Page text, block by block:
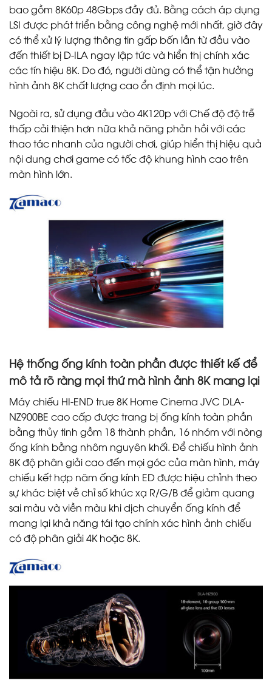
bao gồm 8K60p 48Gbps đầy đủ. Bằng cách áp dụng
LSI được phát triển bằng công nghệ mới nhất, giờ đây
có thể xử lý lượng thông tin gấp bốn lần từ đầu vào
đến thiết bị D-ILA ngay lập tức và hiển thị chính xác
các tín hiệu 8K. Do đó, người dùng có thể tận hưởng
hình ảnh 8K chất lượng cao ổn định mọi lúc.
Ngoài ra, sử dụng đầu vào 4K120p với Chế độ độ trễ
thấp cải thiện hơn nữa khả năng phản hồi với các
thao tác nhanh của người chơi, giúp hiển thị hiệu quả
nội dung chơi game có tốc độ khung hình cao trên
màn hình lớn.
Hệ thống ống kính toàn phần được thiết kế để
mô tả rõ ràng mọi thứ mà hình ảnh 8K mang lại
Máy chiếu HI-END true 8K Home Cinema JVC DLA-
NZ900BE cao cấp được trang bị ống kính toàn phần
bằng thủy tinh gồm 18 thành phần, 16 nhóm với nòng
ống kính bằng nhôm nguyên khối. Để chiếu hình ảnh
8K độ phân giải cao đến mọi góc của màn hình, máy
chiếu kết hợp năm ống kính ED được hiệu chỉnh theo
sự khác biệt về chỉ số khúc xạ R/G/B để giảm quang
sai màu và viền màu khi dịch chuyển ống kính để
mang lại khả năng tái tạo chính xác hình ảnh chiếu
có độ phân giải 4K hoặc 8K.